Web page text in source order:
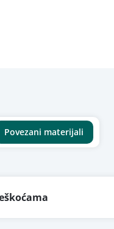
Povezani materijali